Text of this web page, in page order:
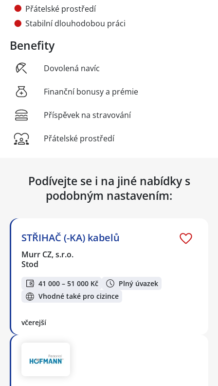
Přátelské prostředí
Stabilní dlouhodobou práci
Benefity
Dovolená navíc
Finanční bonusy a prémie
Příspěvek na stravování
Přátelské prostředí
Podívejte se i na jiné nabídky s
podobným nastavením:
STŘIHAČ (-KA) kabelů
Murr CZ, s.r.o.
Stod
41 000 – 51 000 Kč
Plný úvazek
Vhodné také pro cizince
včerejší